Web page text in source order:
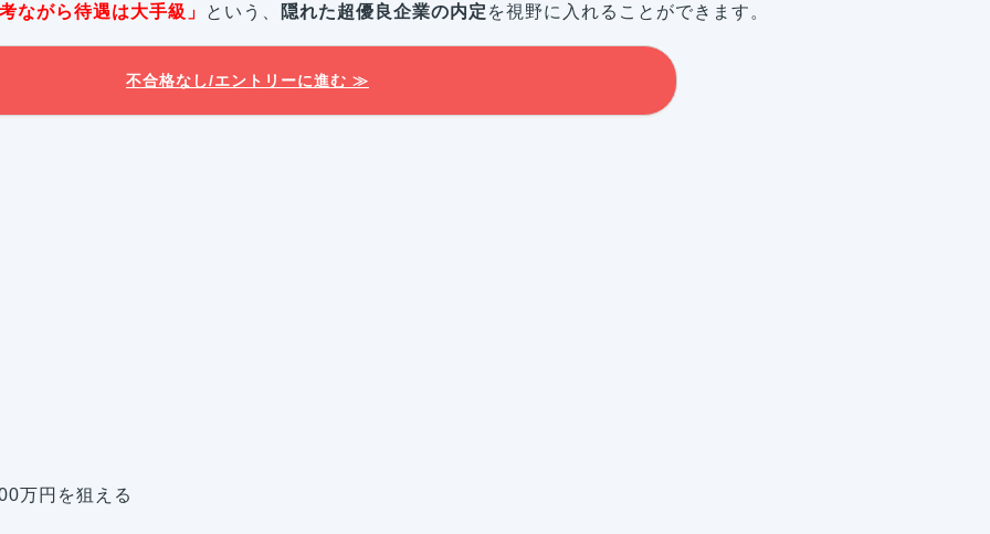
ながら待遇は大手級」 という、 隠れた超優良企業の内定 を視野に入れることができます。
不合格なし/エントリーに進む ≫
万円を狙える